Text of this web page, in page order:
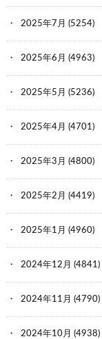
2025年7月 (5254)
2025年6月 (4963)
2025年5月 (5236)
2025年4月 (4701)
2025年3月 (4800)
2025年2月 (4419)
2025年1月 (4960)
2024年12月 (4841)
2024年11月 (4790)
2024年10月 (4938)